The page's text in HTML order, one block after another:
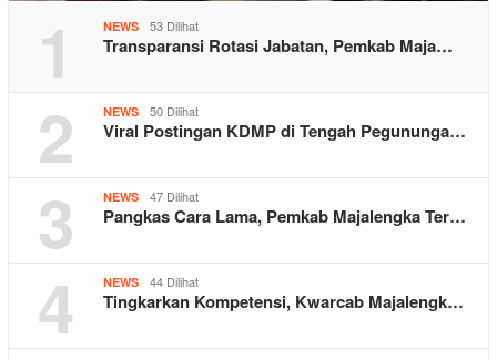
1 NEWS 53 Dilihat
Transparansi Rotasi Jabatan, Pemkab Maja…
2 NEWS 50 Dilihat
Viral Postingan KDMP di Tengah Pegununga…
3 NEWS 47 Dilihat
Pangkas Cara Lama, Pemkab Majalengka Ter…
4 NEWS 44 Dilihat
Tingkarkan Kompetensi, Kwarcab Majalengk…